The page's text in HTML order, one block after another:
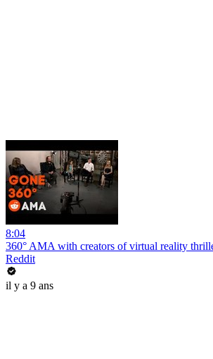
8:04
360° AMA with creators of virtual reality
Reddit
il y a 9 ans